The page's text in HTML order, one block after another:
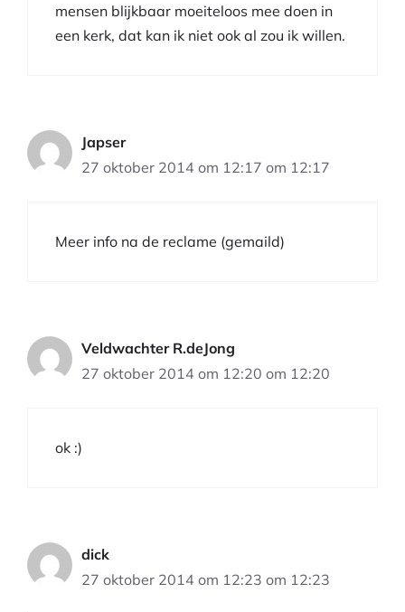
mensen blijkbaar moeiteloos mee doen in
een kerk, dat kan ik niet ook al zou ik willen.
Japser
27 oktober 2014 om 12:17 om 12:17
Meer info na de reclame (gemaild)
Veldwachter R.deJong
27 oktober 2014 om 12:20 om 12:20
ok :)
dick
27 oktober 2014 om 12:23 om 12:23